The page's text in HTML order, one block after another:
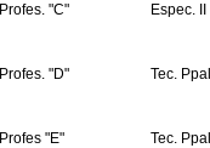
Profes. "C" Espec. II
Profes. "D" Tec.
Profes "E" Tec.